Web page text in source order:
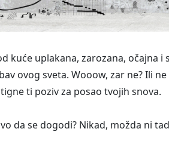
kuće uplakana, zarozana, očajna
ovog sveta. Wooow, zar ne? Ili
ti poziv za posao tvojih snova.
da se dogodi? Nikad, možda ni